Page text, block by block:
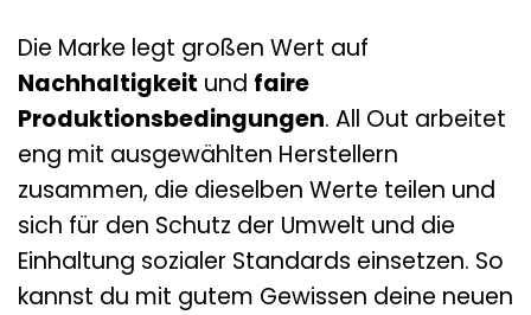
Die Marke legt großen Wert auf
Nachhaltigkeit und faire
Produktionsbedingungen. All Out arbeitet
eng mit ausgewählten Herstellern
zusammen, die dieselben Werte teilen und
sich für den Schutz der Umwelt und die
Einhaltung sozialer Standards einsetzen. So
kannst du mit gutem Gewissen deine neuen